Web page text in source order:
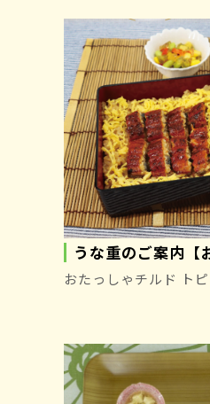
うな重のご案内【
おたっしゃチルド ト